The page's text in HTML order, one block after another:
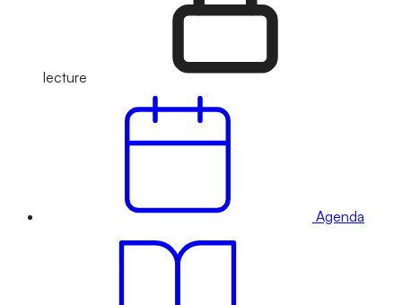
lecture
Agenda